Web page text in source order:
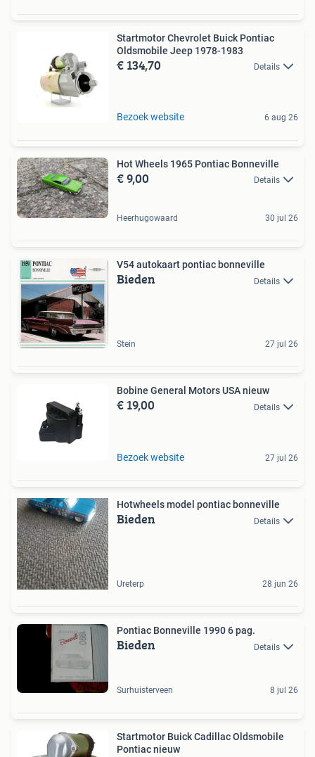
Startmotor Chevrolet Buick Pontiac
Oldsmobile Jeep 1978-1983
€ 134,70 Details
Bezoek website 6 aug 26
Hot Wheels 1965 Pontiac Bonneville
€ 9,00 Details
Heerhugowaard 30 jul 26
V54 autokaart pontiac bonneville
Bieden Details
Stein 27 jul 26
Bobine General Motors USA nieuw
€ 19,00 Details
Bezoek website 27 jul 26
Hotwheels model pontiac bonneville
Bieden Details
Ureterp 28 jun 26
Pontiac Bonneville 1990 6 pag.
Bieden Details
Surhuisterveen 8 jul 26
Startmotor Buick Cadillac Oldsmobile
Pontiac nieuw